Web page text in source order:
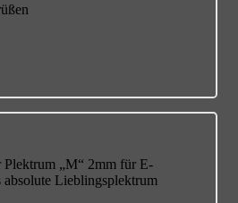
„M“ 2mm für E-
absolute Lieblingsplektrum